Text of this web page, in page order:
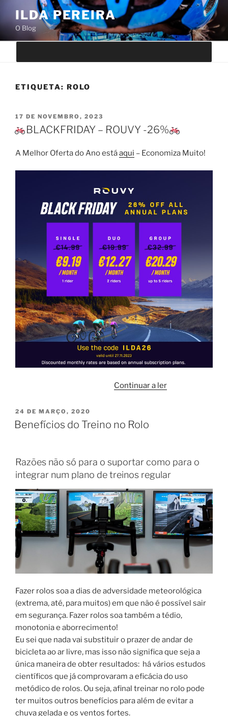
o
conteúdo
ILDA PEREIRA
O Blog
ETIQUETA: ROLO
PUBLICADO
17 DE NOVEMBRO, 2023
BLACKFRIDAY – ROUVY -26%
A Melhor Oferta do Ano estáaqui – Economiza Muito!
Continuar a ler“
PUBLICADO
EM
24 DE MARÇO, 2020
Benefícios do Treino no Rolo
Razões não só para o suportar como para o
integrar num plano de treinos regular
Fazer rolos soa a dias de adversidade meteorológica
(extrema, até, para muitos) em que não é possível sair
em segurança. Fazer rolos soa também a tédio,
monotonia e aborrecimento!
Eu sei que nada vai substituir o prazer de andar de
bicicleta ao ar livre, mas isso não significa que seja a
única maneira de obter resultados: há vários estudos
científicos que já comprovaram a eficácia do uso
metódico de rolos. Ou seja, afinal treinar no rolo pode
ter muitos outros benefícios para além de evitar a
chuva gelada e os ventos fortes.